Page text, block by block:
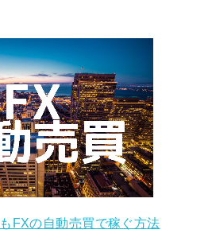
FXの自動売買で稼ぐ方法